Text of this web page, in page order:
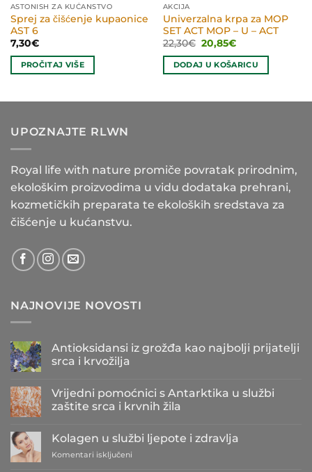
ASTONISH ZA KUĆANSTVO
Sprej za čišćenje kupaonice
AST 6
7,30€
PROČITAJ VIŠE
AKCIJA
Univerzalna krpa za MOP
SET ACT MOP – U – ACT
22,30€ Izvorna
cijena
bila
je:
20,85€Trenutna
je:
20,85€.
DODAJ U KOŠARICU
UPOZNAJTE RLWN
Royal life with nature promiče povratak prirodnim,
ekološkim proizvodima u vidu dodataka prehrani,
kozmetičkih preparata te ekoloških sredstava za
čišćenje u kućanstvu.
NAJNOVIJE NOVOSTI
Antioksidansi iz grožđa kao najbolji prijatelji
srca i krvožilja
na
Antioksidansi
iz
najbolji
prijatelji
srca
Vrijedni pomoćnici s Antarktika u službi
zaštite srca i krvnih žila
na
Vrijedni
pomoćnici
Kolagen u službi ljepote i zdravlja
Komentari isključeni